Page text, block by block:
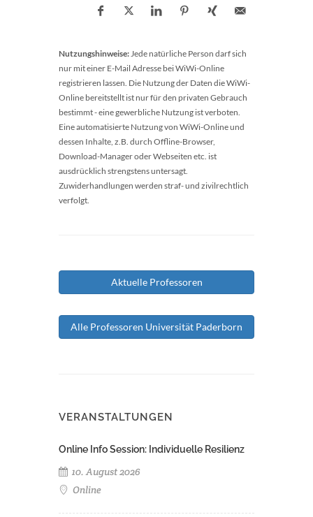
Nutzungshinweise:Jede natürliche Person darf sich
nur mit einer E-Mail Adresse bei WiWi-Online
registrieren lassen. Die Nutzung der Daten die WiWi-
Online bereitstellt ist nur für den privaten Gebrauch
bestimmt - eine gewerbliche Nutzung ist verboten.
Eine automatisierte Nutzung von WiWi-Online und
dessen Inhalte, z.B. durch Offline-Browser,
Download-Manager oder Webseiten etc. ist
ausdrücklich strengstens untersagt.
Zuwiderhandlungen werden straf- und zivilrechtlich
verfolgt.
Aktuelle Professoren
Alle Professoren Universität Paderborn
VERANSTALTUNGEN
Online Info Session: Individuelle Resilienz
10. August 2026
Online